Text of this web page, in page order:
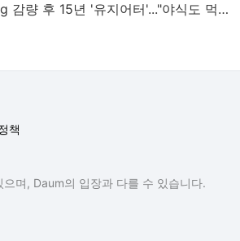
20kg 감량 후 15년 '유지어터'..."야식도 먹어" 강소라, 몸매 관리 비결은?
책
며, Daum의 입장과 다를 수 있습니다.